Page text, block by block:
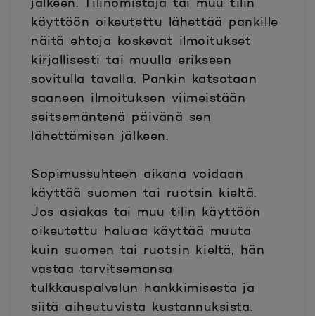
käyttöön oikeutettu lähettää pankille
näitä ehtoja koskevat ilmoitukset
kirjallisesti tai muulla erikseen
sovitulla tavalla. Pankin katsotaan
saaneen ilmoituksen viimeistään
seitsemäntenä päivänä sen
lähettämisen jälkeen.
Sopimussuhteen aikana voidaan
käyttää suomen tai ruotsin kieltä.
Jos asiakas tai muu tilin käyttöön
oikeutettu haluaa käyttää muuta
kuin suomen tai ruotsin kieltä, hän
vastaa tarvitsemansa
tulkkauspalvelun hankkimisesta ja
siitä aiheutuvista kustannuksista.